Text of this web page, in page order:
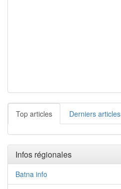
Top articles Derniers articles
Infos régionales
Batna info